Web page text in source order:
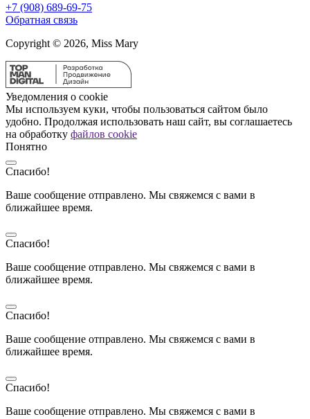
+7 (908) 689-69-75
Обратная связь
Copyright © 2026, Miss Mary
Уведомления о cookie
Мы используем куки, чтобы пользоваться сайтом было
удобно. Продолжая использовать наш сайт, вы соглашаетесь
на обработку файлов cookie
Понятно
Спасибо!
Ваше сообщение отправлено. Мы свяжемся с вами в
ближайшее время.
Спасибо!
Ваше сообщение отправлено. Мы свяжемся с вами в
ближайшее время.
Спасибо!
Ваше сообщение отправлено. Мы свяжемся с вами в
ближайшее время.
Спасибо!
Ваше сообщение отправлено. Мы свяжемся с вами в